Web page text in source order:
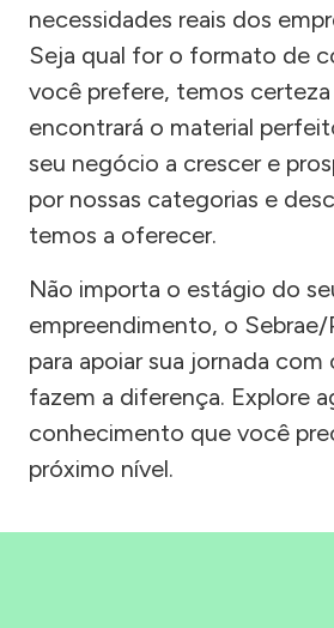
necessidades reais dos
Seja qual for o formato de
você prefere, temos
encontrará o material
seu negócio a crescer e
por nossas categorias e
temos a oferecer.
Não importa o estágio do
empreendimento, o Sebrae/
para apoiar sua jornada
fazem a diferença. Explore
conhecimento que você
próximo nível.